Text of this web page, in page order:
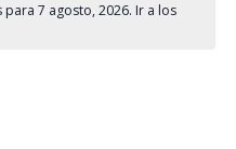
7 agosto, 2026. Ir a los